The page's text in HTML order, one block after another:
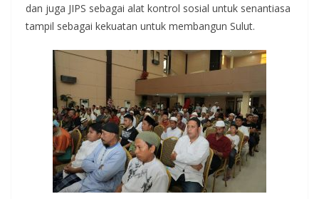
dan juga JIPS sebagai alat kontrol sosial untuk senantiasa
tampil sebagai kekuatan untuk membangun Sulut.